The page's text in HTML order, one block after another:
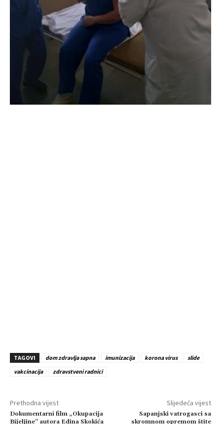
TAGOVI dom zdravlja sapna imunizacija korona virus
slide
vakcinacija
zdravstveni radnici
Prethodna vijest
Dokumentarni film „Okupacija
Bijeljine“ autora Edina Skokića
Slijedeća vijest
Sapanjski vatrogasci sa
skromnom opremom štite